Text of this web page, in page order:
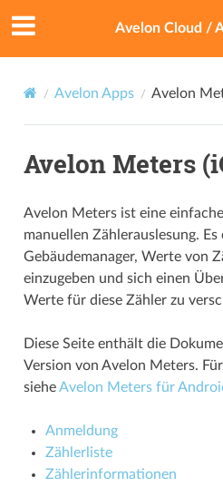
Avelon Cloud /
Avelon Apps Avelon
Avelon Meters
Avelon Meters ist eine
manuellen Zählerauslesung.
Gebäudemanager, Werte von
einzugeben und sich einen
Werte für diese Zähler zu
Diese Seite enthält die
Version von Avelon Meters.
sieheAvelon Meters für
Anmeldung
Zählerliste
Zählerinformationen